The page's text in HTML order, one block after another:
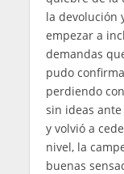
la devolución
empezar a
demandas
pudo
perdiendo
sin ideas
y volvió a
nivel, la
buenas